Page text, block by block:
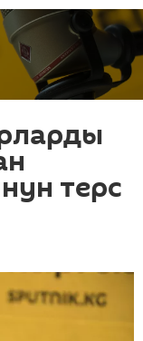
терс